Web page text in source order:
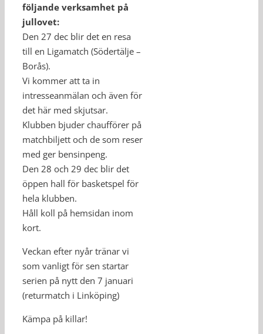
följande verksamhet på
jullovet:
Den 27 dec blir det en resa
till en Ligamatch (Södertälje –
Borås).
Vi kommer att ta in
intresseanmälan och även för
det här med skjutsar.
Klubben bjuder chaufförer på
matchbiljett och de som reser
med ger bensinpeng.
Den 28 och 29 dec blir det
öppen hall för basketspel för
hela klubben.
Håll koll på hemsidan inom
kort.
Veckan efter nyår tränar vi
som vanligt för sen startar
serien på nytt den 7 januari
(returmatch i Linköping)
Kämpa på killar!